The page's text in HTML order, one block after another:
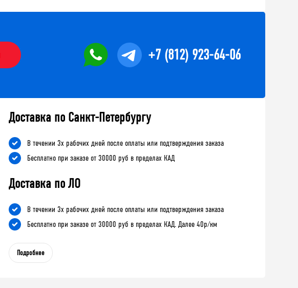
+7 (812) 923-64-06
Доставка по Санкт-Петербургу
В течении 3х рабочих дней после оплаты или подтверждения заказа
Бесплатно при заказе от 30000 руб в пределах КАД
Доставка по ЛО
В течении 3х рабочих дней после оплаты или подтверждения заказа
Бесплатно при заказе от 30000 руб в пределах КАД. Далее 40р/км
Подробнее